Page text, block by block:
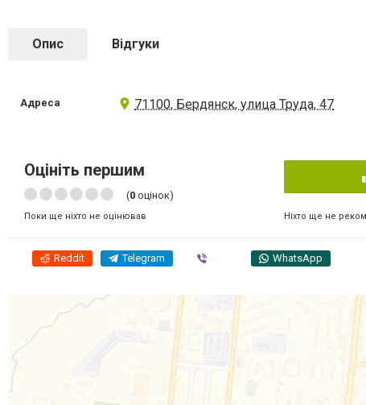
Опис Відгуки
Адреса 71100, Бердянск, улица Труда, 47
Оцініть першим
(0 оцінок)
Поки ще ніхто не оцінював Ніхто ще не
Reddit Telegram WhatsApp